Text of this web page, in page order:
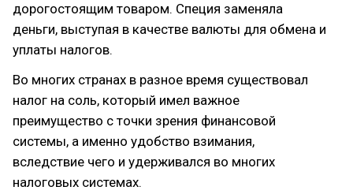
дорогостоящим товаром. Специя заменяла
деньги, выступая в качестве валюты для обмена и
уплаты налогов.
Во многих странах в разное время существовал
налог на соль, который имел важное
преимущество с точки зрения финансовой
системы, а именно удобство взимания,
вследствие чего и удерживался во многих
налоговых системах.